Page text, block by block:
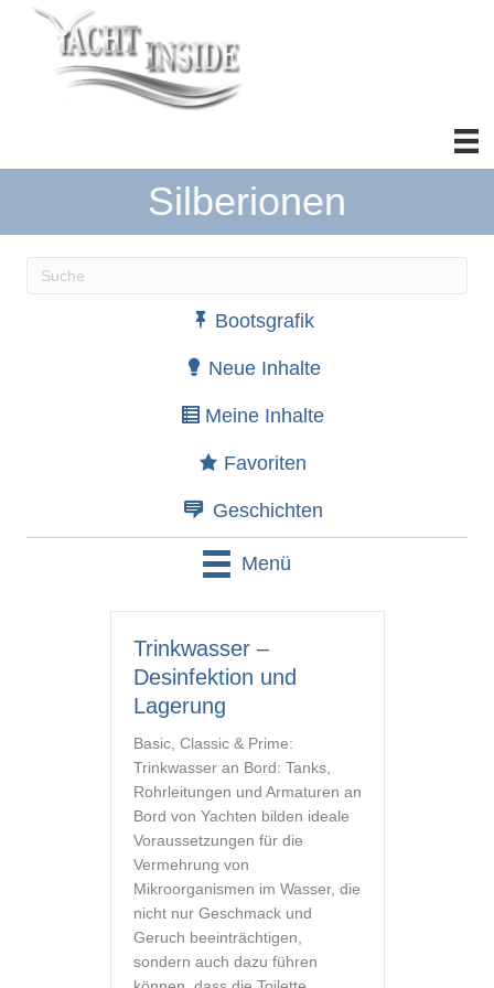
Silberionen
Wenn die Ergebnisse der automatischen
Bootsgrafik
Neue Inhalte
Meine Inhalte
Favoriten
Geschichten
Menü
Trinkwasser –
Desinfektion und
Lagerung
Basic, Classic & Prime:
Trinkwasser an Bord: Tanks,
Rohrleitungen und Armaturen an
Bord von Yachten bilden ideale
Voraussetzungen für die
Vermehrung von
Mikroorganismen im Wasser, die
nicht nur Geschmack und
Geruch beeinträchtigen,
sondern auch dazu führen